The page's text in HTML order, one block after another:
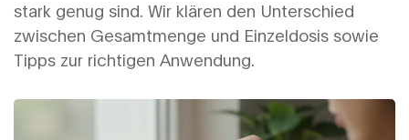
stark genug sind. Wir klären den Unterschied
zwischen Gesamtmenge und Einzeldosis sowie
Tipps zur richtigen Anwendung.